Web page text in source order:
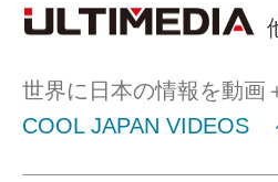
世界に日本の情報を動画
COOL JAPAN VIDEOS